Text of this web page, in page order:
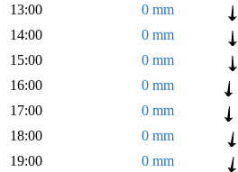
13:00
0 mm
14:00
0 mm
15:00
0 mm
16:00
0 mm
17:00
0 mm
18:00
0 mm
19:00
0 mm